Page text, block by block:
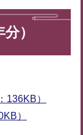
）
136KB）
）